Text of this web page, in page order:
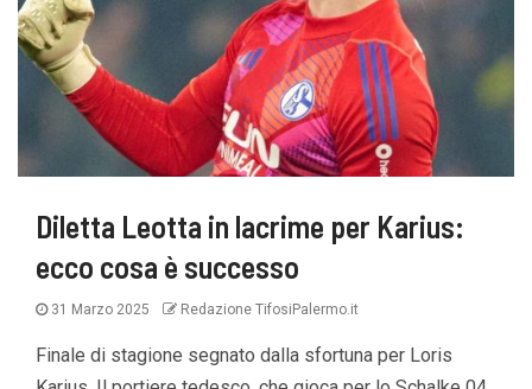
Diletta Leotta in lacrime per Karius:
ecco cosa è successo
31 Marzo 2025 Redazione TifosiPalermo.it
Finale di stagione segnato dalla sfortuna per Loris